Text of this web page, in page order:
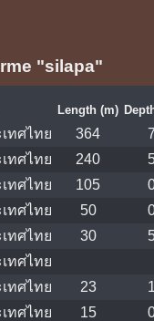
"silapa"
Length (m)
ทศไทย 364
7
ทศไทย 240
ทศไทย 105
ทศไทย 50
ทศไทย 30
ทศไทย
ทศไทย 23
1
ทศไทย 15